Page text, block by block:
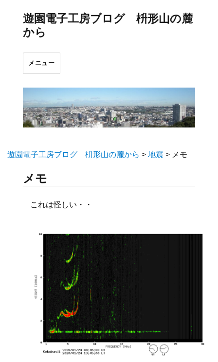
遊園電子工房ブログ 枡形山の麓
から
メニュー
遊園電子工房ブログ 枡形山の麓から > 地震 > メモ
メモ
これは怪しい・・